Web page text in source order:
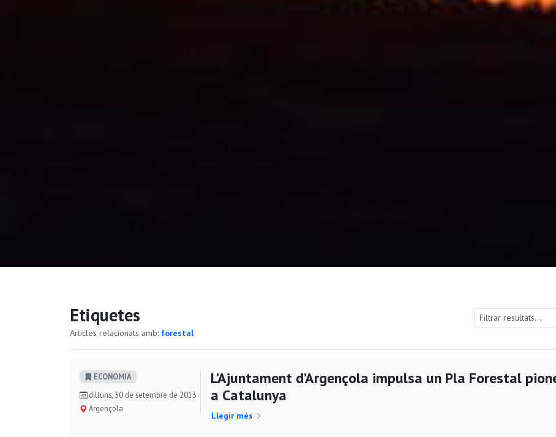
Etiquetes
Articles relacionats amb: forestal
ECONOMIA
dilluns, 30 de setembre de 2013
Argençola
L’Ajuntament d’Argençola impulsa un Pla Forestal
a Catalunya
Llegir més